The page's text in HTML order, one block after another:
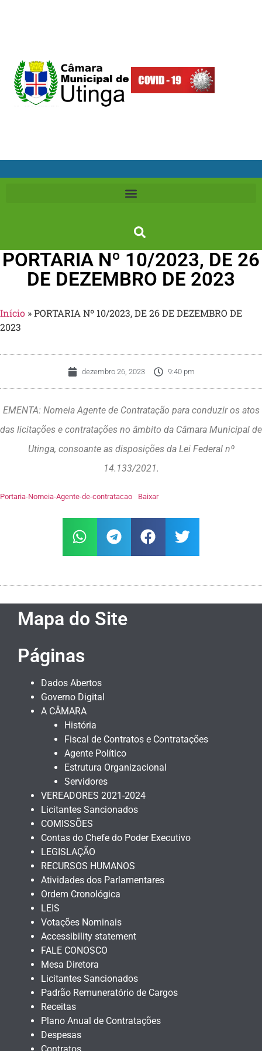
PORTARIA Nº 10/2023, DE 26
DE DEZEMBRO DE 2023
Início »PORTARIA Nº 10/2023, DE 26 DE DEZEMBRO DE
2023
dezembro 26, 2023 9:40 pm
EMENTA: Nomeia Agente de Contratação para conduzir os atos
das licitações e contratações no âmbito da Câmara Municipal de
Utinga, consoante as disposições da Lei Federal nº
14.133/2021.
Portaria-Nomeia-Agente-de-contratacao Baixar
Mapa do Site
Páginas
Dados Abertos
Governo Digital
A CÂMARA
História
Fiscal de Contratos e Contratações
Agente Político
Estrutura Organizacional
Servidores
VEREADORES 2021-2024
Licitantes Sancionados
COMISSÕES
Contas do Chefe do Poder Executivo
LEGISLAÇÃO
RECURSOS HUMANOS
Atividades dos Parlamentares
Ordem Cronológica
LEIS
Votações Nominais
Accessibility statement
FALE CONOSCO
Mesa Diretora
Licitantes Sancionados
Padrão Remuneratório de Cargos
Receitas
Plano Anual de Contratações
Despesas